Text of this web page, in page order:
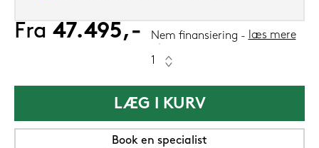
Fra 47.495,- Nem finansiering læs mere
LÆG I KURV
Book en specialist